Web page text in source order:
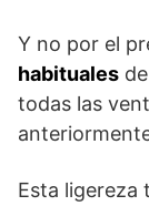
Y no por el
habituales
todas las
Esta ligereza